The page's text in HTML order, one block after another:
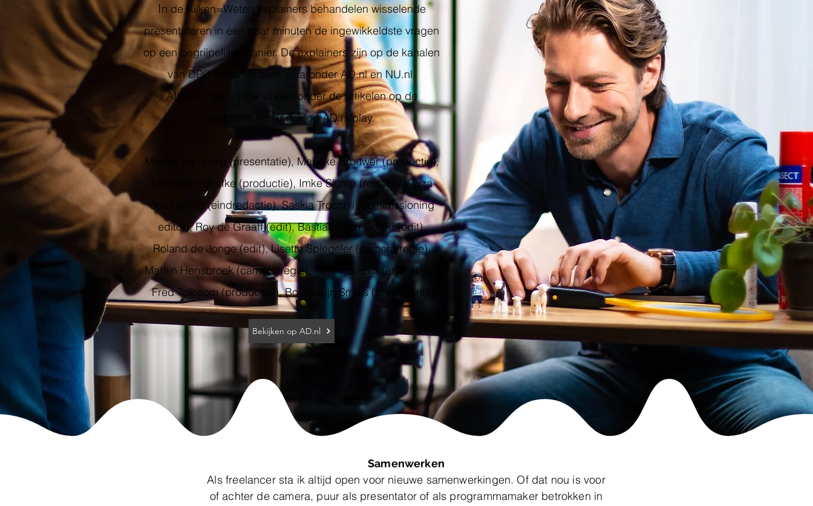
In de Kijken=Weten explainers behandelen wisselende
presentatoren in een paar minuten de ingewikkeldste vragen
op een begrijpelijke manier. De explainers zijn op de kanalen
van DPG Media te zien, waaronder AD.nl en NU.nl.
Afleveringen zijn te vinden onder de artikelen op de
websites, maar ook op AD.nl/play.
Marcel Bamberg (presentatie), Marieke Brouwer (productie),
Lonneke Potrafke (productie), Imke Slump (redactie), Liza
den Hartog (eindredactie), Saskia Troccoli (commissioning
editor), Roy de Graaff (edit), Bastiaan van Oorde (edit),
Roland de Jonge (edit), Lisette Spiegeler (camera/regie),
Martijn Hensbroek (camera/regie), Pedro du Buf (animaties),
Fred Tolboom (producent), Boudewijn Smals (producent).
Bekijken op AD.nl
Samenwerken
Als freelancer sta ik altijd open voor nieuwe samenwerkingen. Of dat nou is voor
of achter de camera, puur als presentator of als programmamaker betrokken in